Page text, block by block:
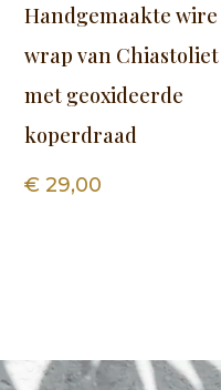
Handgemaakte wire
wrap van Chiastoliet
met geoxideerde
koperdraad
€ 29,00